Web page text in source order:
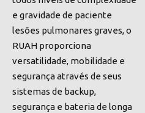
e gravidade de paciente
lesões pulmonares graves, o
RUAH proporciona
versatilidade, mobilidade e
segurança através de seus
sistemas de backup,
segurança e bateria de longa